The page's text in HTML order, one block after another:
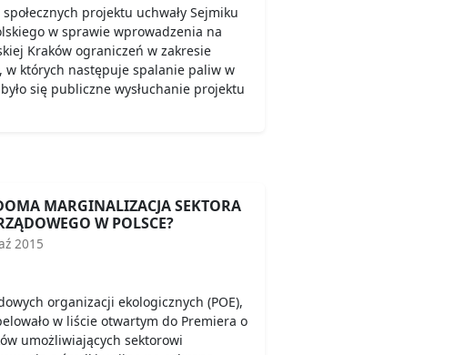
projektu uchwały Sejmiku
w sprawie wprowadzenia na
Kraków ograniczeń w zakresie
w których następuje spalanie paliw w
się publiczne wysłuchanie projektu
MARGINALIZACJA SEKTORA
W POLSCE?
2015
organizacji ekologicznych (POE),
w liście otwartym do Premiera o
umożliwiających sektorowi